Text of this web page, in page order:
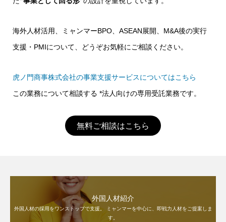
海外人材活用、ミャンマーBPO、ASEAN展開、M&A後の実行
支援・PMIについて、どうぞお気軽にご相談ください。
虎ノ門商事株式会社の事業支援サービスについてはこちら
この業務について相談する *法人向けの専用受託業務です。
無料ご相談はこちら
外国人材紹介
外国人材の採用をワンストップで支援。 ミャンマーを中心に、即戦力人材をご提案しま
す。